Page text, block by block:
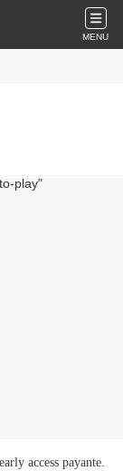
MENU
access payante.